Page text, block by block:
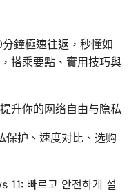
鐘極速往返，秒懂如
搭乘要點、實用技巧與
升你的网络自由与隐私
护、速度对比、选购
11: 빠르고 안전하게 설